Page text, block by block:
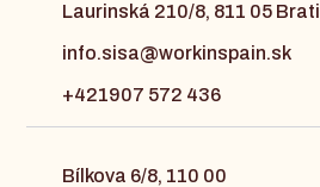
Laurinská 210/8, 811 05
info.sisa@workinspain.sk
+421907 572 436
Bílkova 6/8, 110 00